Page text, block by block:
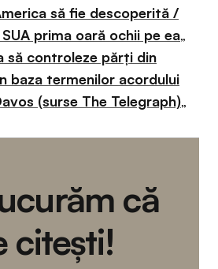
să fie descoperită /
prima oară ochii pe ea„
să controleze părți din
baza termenilor acordului
(surse The Telegraph)„
că
citești!